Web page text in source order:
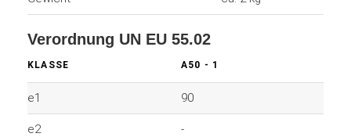
Verordnung UN EU 55.02
KLASSE A50 - 1
e1 90
e2 -